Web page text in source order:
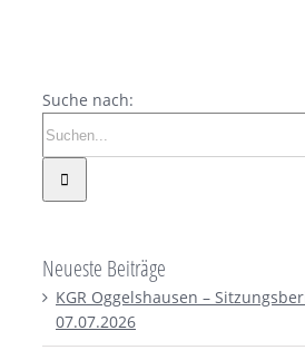
Suche nach:
Neueste Beiträge
KGR Oggelshausen –
07.07.2026